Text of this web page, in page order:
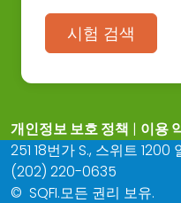
시험 검색
개인정보 보호 정책 | 이용
251 18번가 S., 스위트
(202) 220-0635
© SQFI.모든 권리 보유.